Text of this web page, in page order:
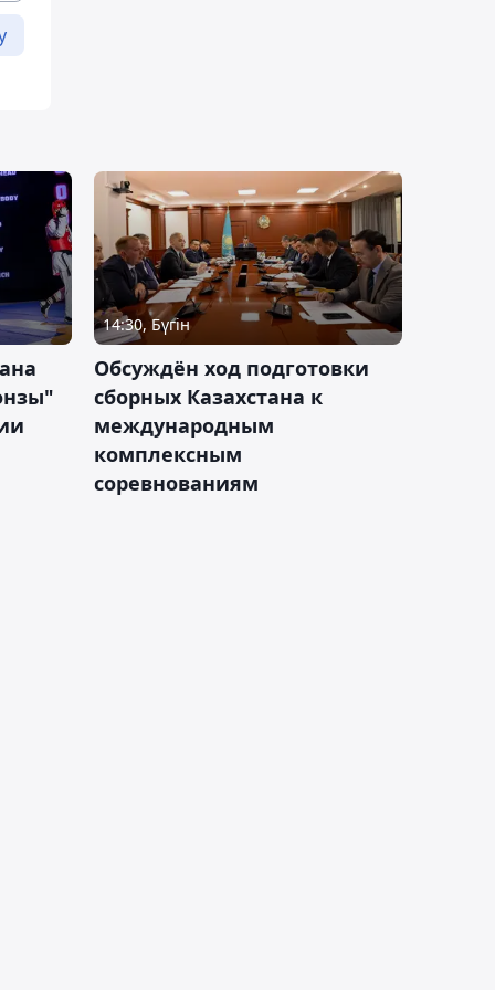
14:30, Бүгін
Обсуждён ход подготовки
сборных Казахстана к
международным
комплексным
соревнованиям